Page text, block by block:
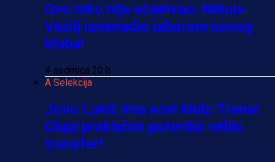
Ovo niko nije očekivao: Nikola
Vasilj iznenadio izborom novog
kluba!
4 sedmica 20 h
A Selekcija
Jovo Lukić ima novi klub: Trener
Cluja praktično potvrdio veliki
transfer!